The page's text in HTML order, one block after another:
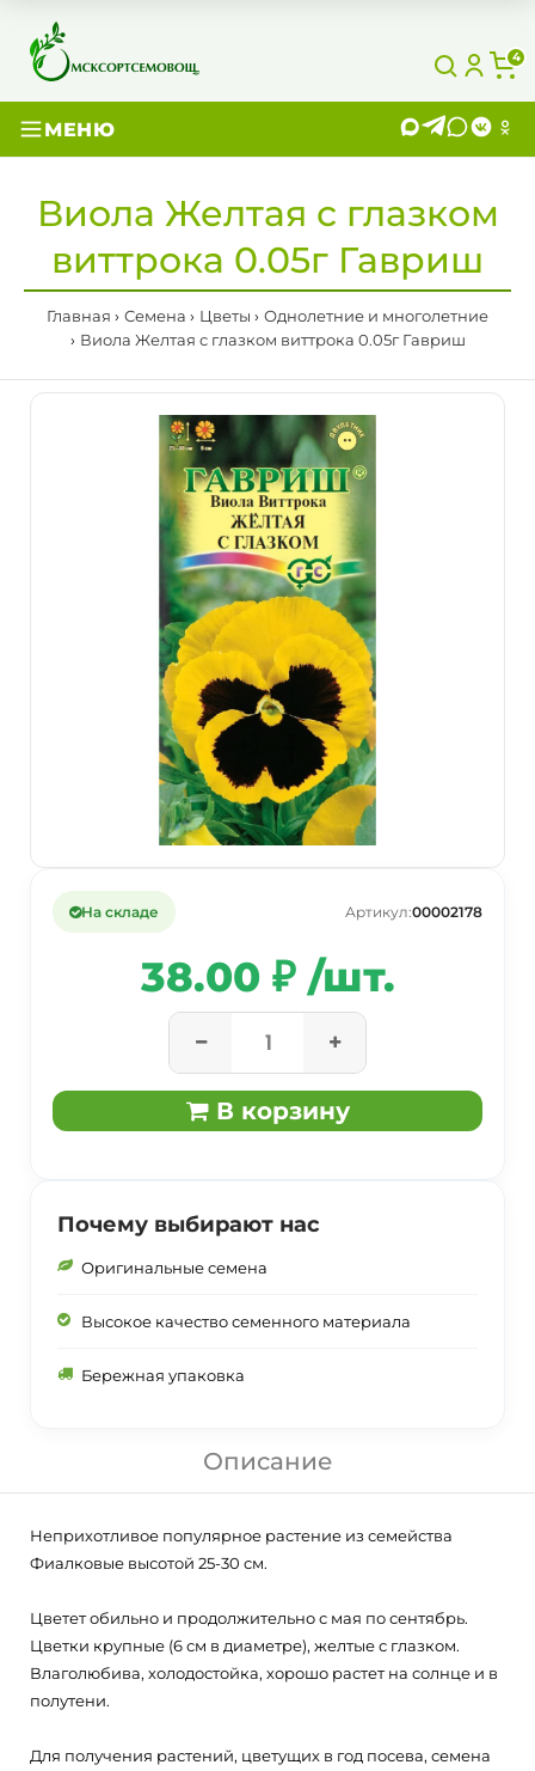
4
МЕНЮ
Виола Желтая с глазком
виттрока 0.05г Гавриш
Главная Семена Цветы
Однолетние и многолетние
Виола Желтая с глазком виттрока 0.05г Гавриш
На складе Артикул:00002178
38.00 ₽ /шт.
В корзину
Почему выбирают нас
Оригинальные семена
Высокое качество семенного материала
Бережная упаковка
Описание
Неприхотливое популярное растение из семейства
Фиалковые высотой 25-30 см.
Цветет обильно и продолжительно с мая по сентябрь.
Цветки крупные (6 см в диаметре), желтые с глазком.
Влаголюбива, холодостойка, хорошо растет на солнце и в
полутени.
Для получения растений, цветущих в год посева, семена